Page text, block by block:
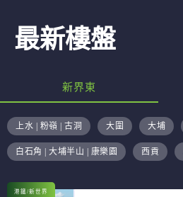
最新樓盤
新界東
上水 | 粉嶺 | 古洞 大圍 大埔
白石角 | 大埔半山 | 康樂園 西貢
港鐵/新世界